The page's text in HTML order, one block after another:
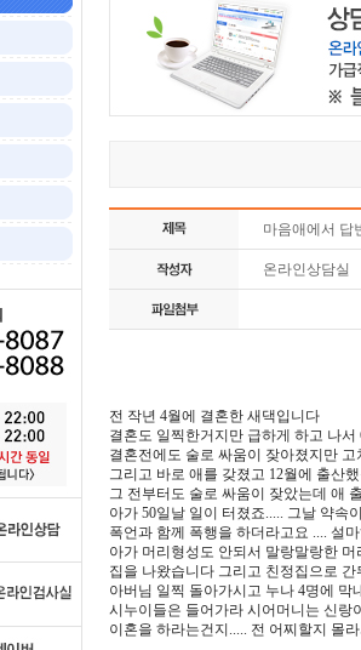
마음애에서 답
온라인상담실
전 작년 4월에 결혼한 새댁입니다
결혼도 일찍한거지만 급하게 하고 나
결혼전에도 술로 싸움이 잦아졌지만
그리고 바로 애를 갖졌고 12월에 출산
그 전부터도 술로 싸움이 잦았는데 애
아가 50일날 일이 터졌죠..... 그날 약속
폭언과 함께 폭행을 하더라고요 .... 설
아가 머리형성도 안되서 말랑말랑한
집을 나왔습니다 그리고 친정집으로
아버님 일찍 돌아가시고 누나 4명에
시누이들은 들어가라 시어머니는 신랑
이혼을 하라는건지..... 전 어찌할지 몰